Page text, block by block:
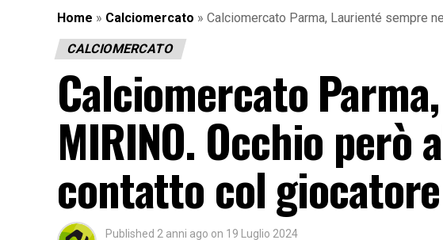
Home » Calciomercato » Calciomercato Parma, Laurienté sempre
CALCIOMERCATO
Calciomercato
MIRINO. Occhio però
contatto col giocatore
Published 2 anni ago on 19 Luglio 2024